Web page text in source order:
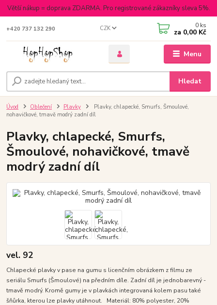
Větší nákup = doprava ZDARMA. Pro registrované zákazníky sleva 5%.
Menu
CZK
Hledat
+420 737 132 290 0 ks
za 0,00 Kč
Úvod Oblečení Plavky
Plavky, chlapecké, Smurfs, Šmoulové,
nohavičkové, tmavě modrý zadní díl
Plavky, chlapecké, Smurfs,
Šmoulové, nohavičkové, tmavě
modrý zadní díl
vel. 92
Chlapecké plavky v pase na gumu s licenčním obrázkem z filmu ze
seriálu Smurfs (Šmoulové) na předním díle. Zadní díl je jednobarevný -
tmavě modrý. Kromě gumy je v plavkách integrovaná kolem pasu také
šňůrka, kterou lze plavky utáhnout. Materiál: 80% polyester, 20%